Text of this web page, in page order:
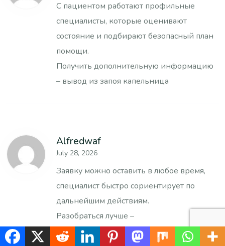
С пациентом работают профильные
специалисты, которые оценивают
состояние и подбирают безопасный план
помощи.
Получить дополнительную информацию
– вывод из запоя капельница
Alfredwaf
July 28, 2026
Заявку можно оставить в любое время,
специалист быстро сориентирует по
дальнейшим действиям.
Разобраться лучше –
вывод из запоя капельница на дому в